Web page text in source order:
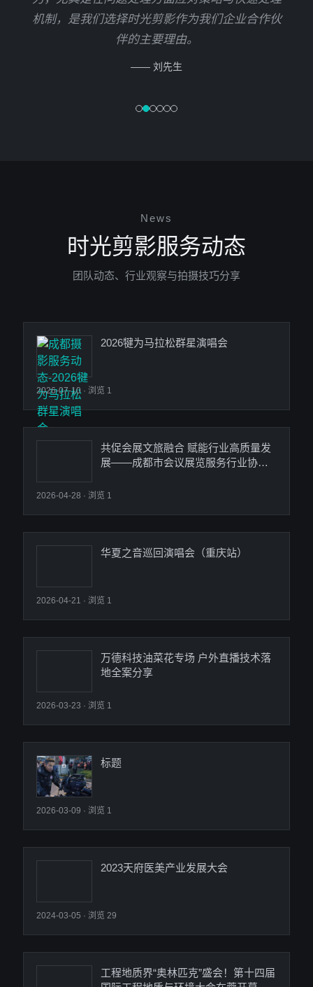
机制，是我们选择时光剪影作为我们企业合作伙
伴的主要理由。
—— 刘先生
News
时光剪影服务动态
团队动态、行业观察与拍摄技巧分享
2026犍为马拉松群星演唱会
2026-07-10· 浏览 1
共促会展文旅融合 赋能行业高质量发
展——成都市会议展览服务行业协会
2026-04-28 · 浏览 1
华夏之音巡回演唱会（重庆站）
2026-04-21 · 浏览 1
万德科技油菜花专场 户外直播技术落
地全案分享
2026-03-23 · 浏览 1
标题
2026-03-09 · 浏览 1
2023天府医美产业发展大会
2024-03-05 · 浏览 29
工程地质界“奥林匹克”盛会！第十四届